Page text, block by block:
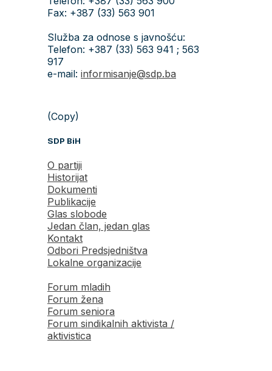
Fax: +387 (33) 563 901
Služba za odnose s javnošću:
Telefon: +387 (33) 563 941 ; 563
917
e-mail: informisanje@sdp.ba
(Copy)
SDP BiH
O partiji
Historijat
Dokumenti
Publikacije
Glas slobode
Jedan član, jedan glas
Kontakt
Odbori Predsjedništva
Lokalne organizacije
Forum mladih
Forum žena
Forum seniora
Forum sindikalnih aktivista /
aktivistica